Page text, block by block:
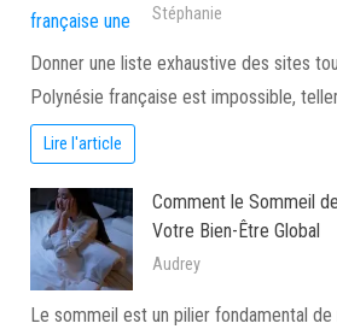
Stéphanie
Donner une liste exhaustive des sites
Polynésie française est impossible,
Lire l'article
Comment le Sommeil
Votre Bien-Être Global
Audrey
Le sommeil est un pilier fondamental